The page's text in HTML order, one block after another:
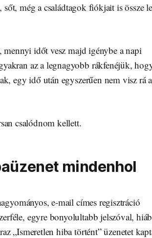
sőt, még a családtagok fiókjait is össze
időt vesz majd igénybe a napi
az a legnagyobb rákfenéjük,
egy idő után egyszerűen nem visz rá
csalódnom kellett.
mindenhol
e-mail címes regisztráció
egyre bonyolultabb jelszóval,
„Ismeretlen hiba történt” üzenetet